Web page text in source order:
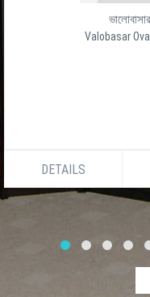
Valobasar
DETAILS